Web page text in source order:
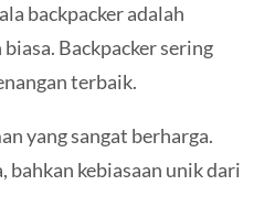
backpacker adalah
Backpacker sering
terbaik.
yang sangat berharga.
bahkan kebiasaan unik dari